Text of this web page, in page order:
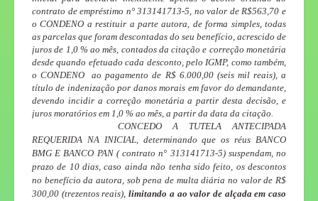
contrato de empréstimo n° 313141713-5, no valor de R$563,70 e
o CONDENO a restituir a parte autora, de forma simples, todas
as parcelas que foram descontadas do seu benefício, acrescido de
juros de 1,0 % ao mês, contados da citação e correção monetária
desde quando efetuado cada desconto, pelo IGMP, como também,
o CONDENO ao pagamento de R$ 6.000,00 (seis mil reais), a
título de indenização por danos morais em favor do demandante,
devendo incidir a correção monetária a partir desta decisão, e
juros moratórios em 1,0 % ao mês, a partir da data da citação.
CONCEDO A TUTELA ANTECIPADA
REQUERIDA NA INICIAL, determinando que os réus BANCO
BMG E BANCO PAN ( contrato n° 313141713-5) suspendam, no
prazo de 10 dias, caso ainda não tenha sido feito, os descontos
no benefício da autora, sob pena de multa diária no valor de R$
300,00 (trezentos reais),limitando a ao valor de alçada em caso